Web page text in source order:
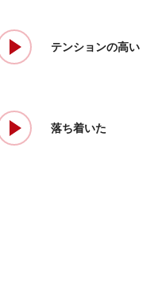
テンションの高い
落ち着いた